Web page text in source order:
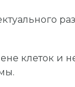
клеток и